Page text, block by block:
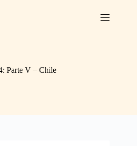
Parte V – Chile